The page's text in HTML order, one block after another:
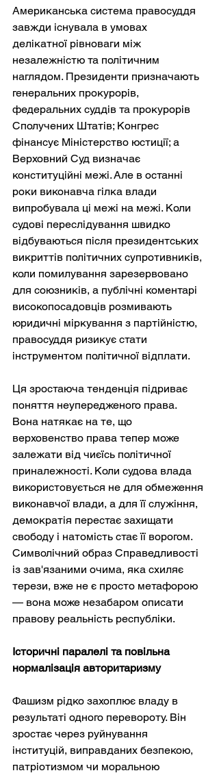
Американська система правосуддя
завжди існувала в умовах
делікатної рівноваги між
незалежністю та політичним
наглядом. Президенти призначають
генеральних прокурорів,
федеральних суддів та прокурорів
Сполучених Штатів; Конгрес
фінансує Міністерство юстиції; а
Верховний Суд визначає
конституційні межі. Але в останні
роки виконавча гілка влади
випробувала ці межі на межі. Коли
судові переслідування швидко
відбуваються після президентських
викриттів політичних супротивників,
коли помилування зарезервовано
для союзників, а публічні коментарі
високопосадовців розмивають
юридичні міркування з партійністю,
правосуддя ризикує стати
інструментом політичної відплати.
Ця зростаюча тенденція підриває
поняття неупередженого права.
Вона натякає на те, що
верховенство права тепер може
залежати від чиєїсь політичної
приналежності. Коли судова влада
використовується не для обмеження
виконавчої влади, а для її служіння,
демократія перестає захищати
свободу і натомість стає її ворогом.
Символічний образ Справедливості
із зав'язаними очима, яка схиляє
терези, вже не є просто метафорою
— вона може незабаром описати
правову реальність республіки.
Історичні паралелі та повільна
нормалізація авторитаризму
Фашизм рідко захоплює владу в
результаті одного перевороту. Він
зростає через руйнування
інституцій, виправданих безпекою,
патріотизмом чи моральною